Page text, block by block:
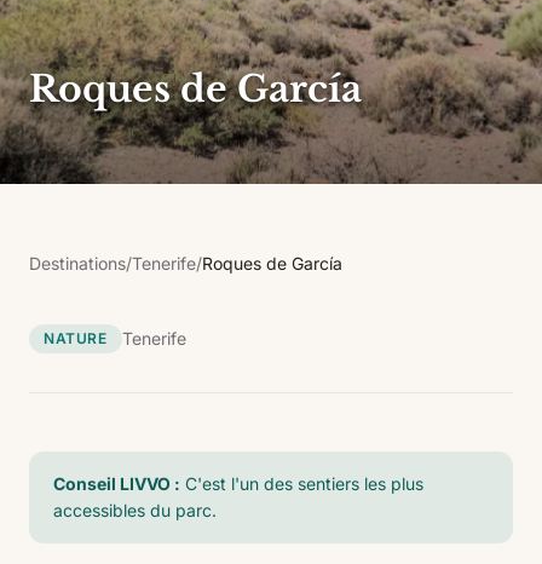
Roques de García
Destinations/Tenerife/Roques de García
NATURE Tenerife
Conseil LIVVO : C'est l'un des sentiers les plus
accessibles du parc.